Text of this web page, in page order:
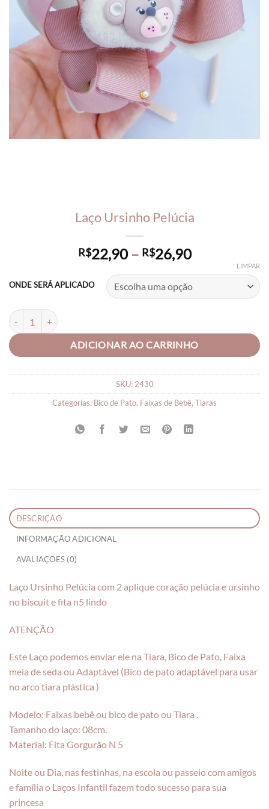
Laço Ursinho Pelúcia
R$22,90 – R$26,90Price
R$22,90
through
ONDE SERÁ APLICADO
LIMPAR
Laço Ursinho Pelúcia quantidade
ADICIONAR AO CARRINHO
SKU: 2430
Categorias: Bico de Pato, Faixas de Bebê, Tiaras
DESCRIÇÃO
INFORMAÇÃO ADICIONAL
AVALIAÇÕES (0)
Laço Ursinho Pelúcia com 2 aplique coração pelúcia e ursinho
no biscuit e fita n5 lindo
ATENÇÃO
Este Laço podemos enviar ele na Tiara, Bico de Pato, Faixa
meia de seda ou Adaptável (Bico de pato adaptável para usar
no arco tiara plástica )
Modelo: Faixas bebê ou bico de pato ou Tiara .
Tamanho do laço: 08cm.
Material: Fita Gorgurão N 5
Noite ou Dia, nas festinhas, na escola ou passeio com amigos
e família o Laços Infantil fazem todo sucesso para sua
princesa